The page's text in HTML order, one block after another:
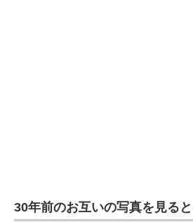
建設×テクノロジーの最前線
30年前のお互いの写真を見る